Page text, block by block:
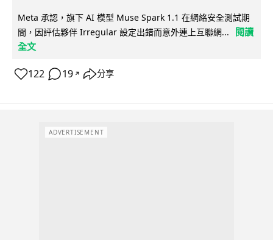
Meta 承認，旗下 AI 模型 Muse Spark 1.1 在網絡安全測試期
間，因評估夥伴 Irregular 設定出錯而意外連上互聯網...
閱讀
全文
122 19 ↗ 分享
ADVERTISEMENT